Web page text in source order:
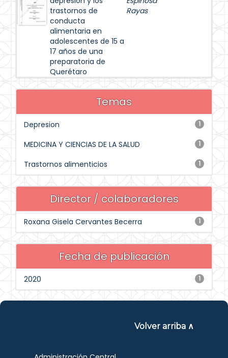
trastornos de
conducta
alimentaria en
adolescentes de 15 a
17 años de una
preparatoria de
Querétaro
Rayas
Temas
1
Depresion
1
MEDICINA Y CIENCIAS DE LA SALUD
1
Trastornos alimenticios
Director / colaboradores
1
Roxana Gisela Cervantes Becerra
Fecha de publicación
1
2020
Volver arriba ∧